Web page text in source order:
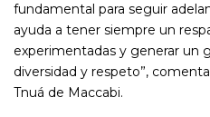
fundamental para seguir
ayuda a tener siempre un
experimentadas y generar un
diversidad y respeto”,
Tnuá de Maccabi.